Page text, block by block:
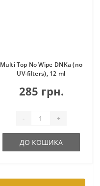
Multi Top No Wipe DNKa (no
UV-filters), 12 ml
285 грн.
- +
ДО КОШИКА